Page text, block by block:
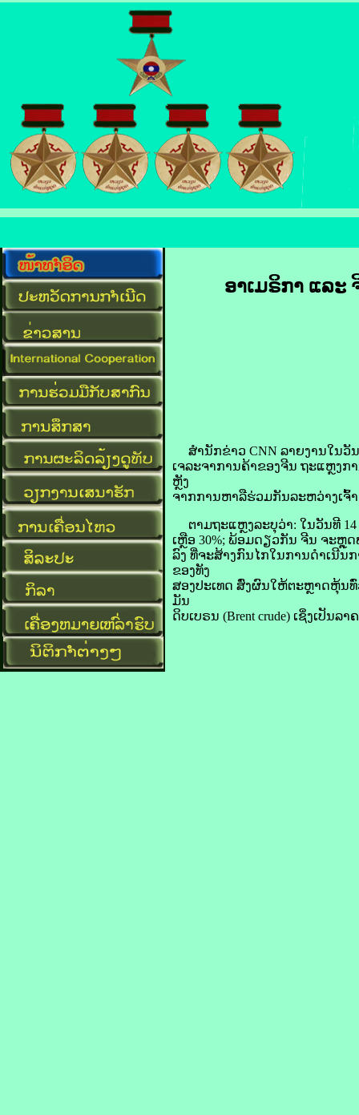
ອາ​ເມ​ຣິ​ກາ ແລະ
ສຳນັກ​ຂ່າວ CNN ລາຍ​ງານ​ໃນ​ວັ
ເຈລະຈາ​ການ​ຄ້າ​ຂອງ​ຈີນ ຖະແຫຼງກ
ຫຼັງ​
ຈາກ​ການ​ຫາລື​ຮ່ວມ​ກັນ​ລະຫວ່າງ​ເຈົ້
ຕາມ​ຖະແຫຼງ​ລະບຸ​ວ່າ: ໃນ​ວັນ​ທີ 14
ເຫຼືອ 30%; ພ້ອມ​ດຽວ​ກັນ ຈີນ ​ຈະ​ຫຼຸດ​
ລົງ ທີ່​ຈະ​ສ້າງ​ກົນ​ໄກ​ໃນ​ການ​ດຳເນີນ​
ຂອງ​ທັງ​
ສອງ​ປະເທດ ສົ່ງ​ຜົນ​ໃຫ້​ຕະຫຼາດ​ຫຸ້ນ​ທົ່
ມັນ​
ດິບ​ເບຣນ (Brent crude) ເຊິ່ງ​ເປັນ​ລ